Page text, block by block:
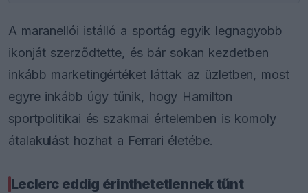
A maranellói istálló a sportág egyik legnagyobb
ikonját szerződtette, és bár sokan kezdetben
inkább marketingértéket láttak az üzletben, most
egyre inkább úgy tűnik, hogy Hamilton
sportpolitikai és szakmai értelemben is komoly
átalakulást hozhat a Ferrari életébe.
Leclerc eddig érinthetetlennek tűnt